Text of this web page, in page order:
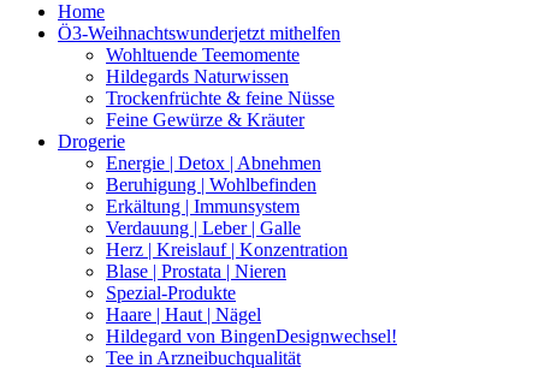
Home
Ö3-Weihnachtswunderjetzt mithelfen
Wohltuende Teemomente
Hildegards Naturwissen
Trockenfrüchte & feine Nüsse
Feine Gewürze & Kräuter
Drogerie
Energie | Detox | Abnehmen
Beruhigung | Wohlbefinden
Erkältung | Immunsystem
Verdauung | Leber | Galle
Herz | Kreislauf | Konzentration
Blase | Prostata | Nieren
Spezial-Produkte
Haare | Haut | Nägel
Hildegard von BingenDesignwechsel!
Tee in Arzneibuchqualität